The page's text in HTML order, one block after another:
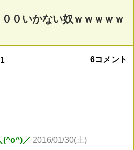
０いかない奴ｗｗｗｗｗ
6コメント
(^o^)／ 2016/01/30(土)